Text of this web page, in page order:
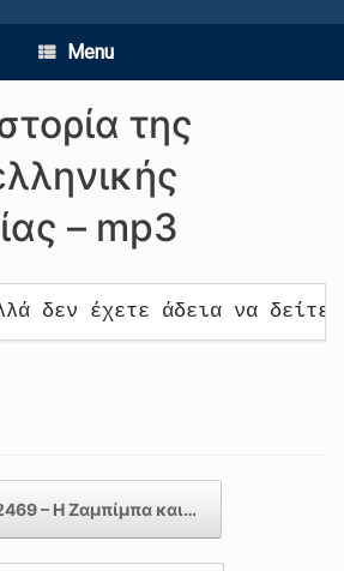
Menu
της
– mp3
δεν έχετε άδεια να δείτε
– Η Ζαμπίμπα και…